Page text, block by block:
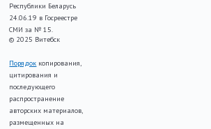
Республики Беларусь
24.06.19 в Госреестре
СМИ за № 15.
© 2025 Витебск
Порядок копирования,
цитирования и
последующего
распространение
авторских материалов,
размещенных на